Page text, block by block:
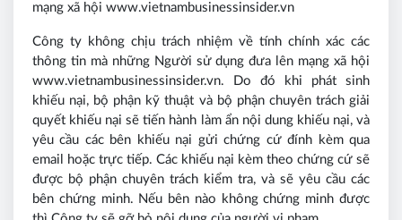
mạng xã hội www.vietnambusinessinsider.vn
Công ty không chịu trách nhiệm về tính chính xác các
thông tin mà những Người sử dụng đưa lên mạng xã hội
www.vietnambusinessinsider.vn. Do đó khi phát sinh
khiếu nại, bộ phận kỹ thuật và bộ phận chuyên trách giải
quyết khiếu nại sẽ tiến hành làm ẩn nội dung khiếu nại, và
yêu cầu các bên khiếu nại gửi chứng cứ đính kèm qua
email hoặc trực tiếp. Các khiếu nại kèm theo chứng cứ sẽ
được bộ phận chuyên trách kiểm tra, và sẽ yêu cầu các
bên chứng minh. Nếu bên nào không chứng minh được